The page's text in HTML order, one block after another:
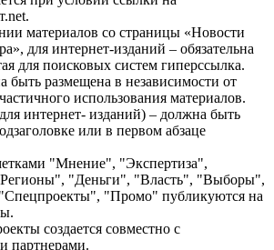
материалов со страницы «Новости
для интернет-изданий – обязательна
для поисковых систем гиперссылка.
быть размещена в независимости от
использования материалов.
интернет- изданий) – должна быть
или в первом абзаце
"Мнение", "Экспертиза",
"Деньги", "Власть", "Выборы",
"Промо" публикуются на
создается совместно с
партнерами.